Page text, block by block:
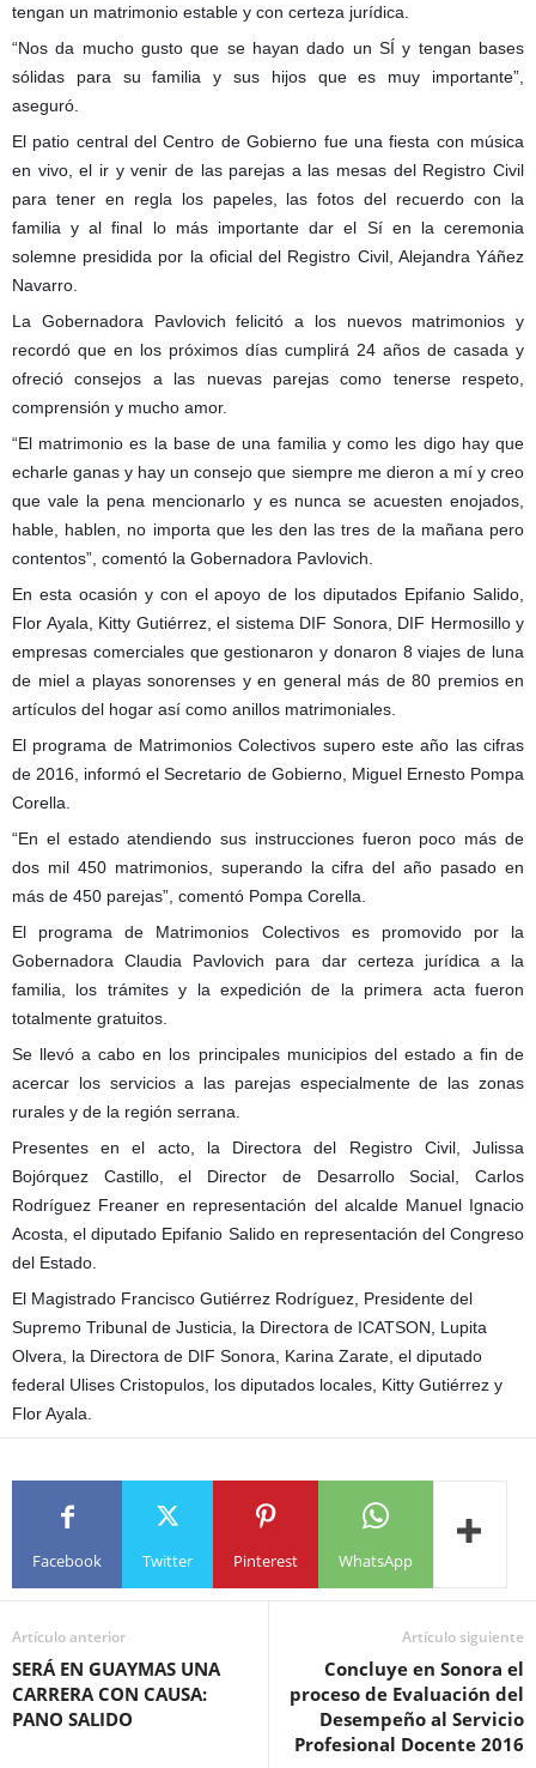
tengan un matrimonio estable y con certeza jurídica.
“Nos da mucho gusto que se hayan dado un SÍ y tengan bases
sólidas para su familia y sus hijos que es muy importante”,
aseguró.
El patio central del Centro de Gobierno fue una fiesta con música
en vivo, el ir y venir de las parejas a las mesas del Registro Civil
para tener en regla los papeles, las fotos del recuerdo con la
familia y al final lo más importante dar el Sí en la ceremonia
solemne presidida por la oficial del Registro Civil, Alejandra Yáñez
Navarro.
La Gobernadora Pavlovich felicitó a los nuevos matrimonios y
recordó que en los próximos días cumplirá 24 años de casada y
ofreció consejos a las nuevas parejas como tenerse respeto,
comprensión y mucho amor.
“El matrimonio es la base de una familia y como les digo hay que
echarle ganas y hay un consejo que siempre me dieron a mí y creo
que vale la pena mencionarlo y es nunca se acuesten enojados,
hable, hablen, no importa que les den las tres de la mañana pero
contentos”, comentó la Gobernadora Pavlovich.
En esta ocasión y con el apoyo de los diputados Epifanio Salido,
Flor Ayala, Kitty Gutiérrez, el sistema DIF Sonora, DIF Hermosillo y
empresas comerciales que gestionaron y donaron 8 viajes de luna
de miel a playas sonorenses y en general más de 80 premios en
artículos del hogar así como anillos matrimoniales.
El programa de Matrimonios Colectivos supero este año las cifras
de 2016, informó el Secretario de Gobierno, Miguel Ernesto Pompa
Corella.
“En el estado atendiendo sus instrucciones fueron poco más de
dos mil 450 matrimonios, superando la cifra del año pasado en
más de 450 parejas”, comentó Pompa Corella.
El programa de Matrimonios Colectivos es promovido por la
Gobernadora Claudia Pavlovich para dar certeza jurídica a la
familia, los trámites y la expedición de la primera acta fueron
totalmente gratuitos.
Se llevó a cabo en los principales municipios del estado a fin de
acercar los servicios a las parejas especialmente de las zonas
rurales y de la región serrana.
Presentes en el acto, la Directora del Registro Civil, Julissa
Bojórquez Castillo, el Director de Desarrollo Social, Carlos
Rodríguez Freaner en representación del alcalde Manuel Ignacio
Acosta, el diputado Epifanio Salido en representación del Congreso
del Estado.
El Magistrado Francisco Gutiérrez Rodríguez, Presidente del
Supremo Tribunal de Justicia, la Directora de ICATSON, Lupita
Olvera, la Directora de DIF Sonora, Karina Zarate, el diputado
federal Ulises Cristopulos, los diputados locales, Kitty Gutiérrez y
Flor Ayala.
Facebook Twitter Pinterest WhatsApp
Artículo anterior
SERÁ EN GUAYMAS UNA
CARRERA CON CAUSA:
PANO SALIDO
Artículo siguiente
Concluye en Sonora el
proceso de Evaluación del
Desempeño al Servicio
Profesional Docente 2016